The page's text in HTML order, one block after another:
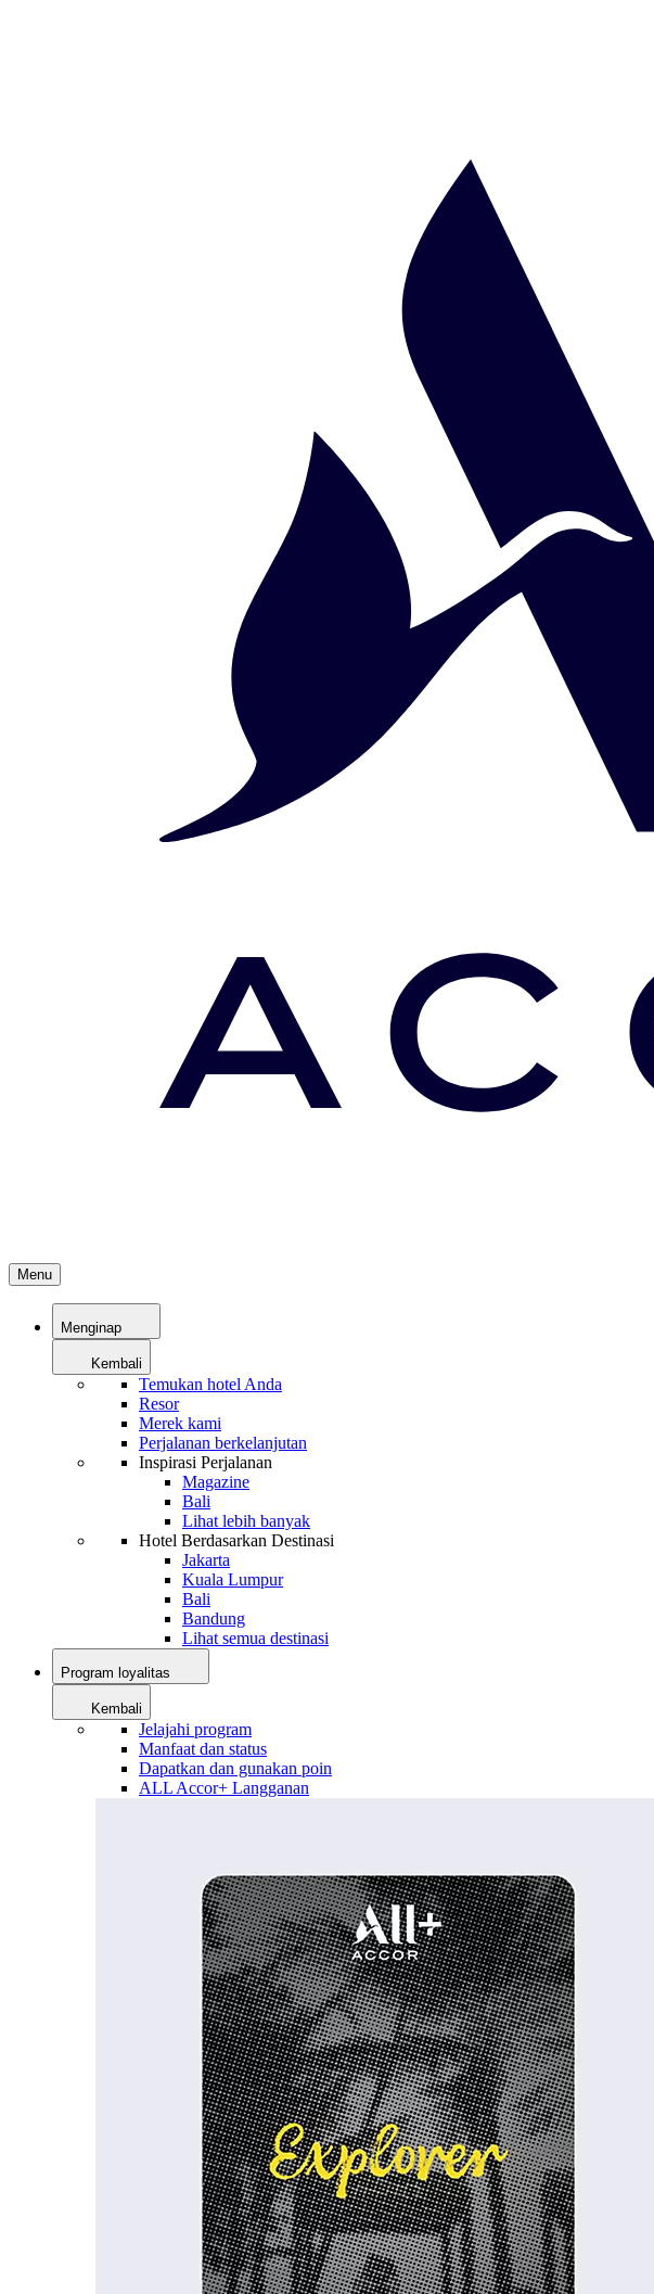
Menu
Menginap
Kembali
Temukan hotel Anda
Resor
Merek kami
Perjalanan berkelanjutan
Inspirasi Perjalanan
Magazine
Bali
Lihat lebih banyak
Hotel Berdasarkan Destinasi
Jakarta
Kuala Lumpur
Bali
Bandung
Lihat semua destinasi
Program loyalitas
Kembali
Jelajahi program
Manfaat dan status
Dapatkan dan gunakan poin
ALL Accor+ Langganan